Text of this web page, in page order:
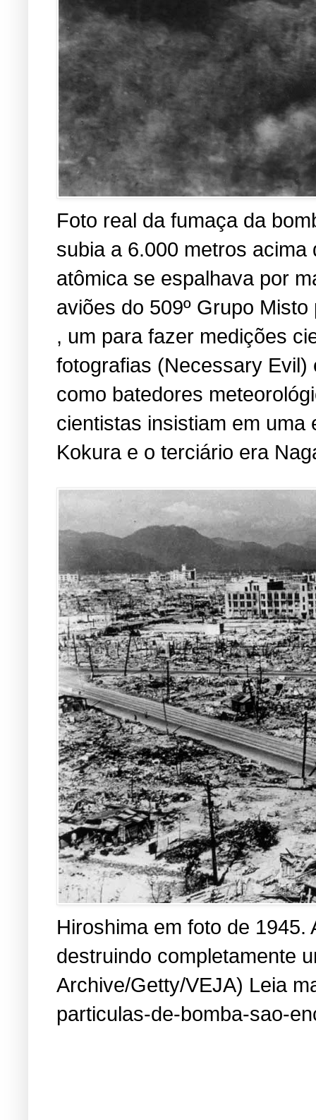
Foto real da fumaça da
subia a 6.000 metros
atômica se espalhava por
aviões do 509º Grupo
, um para fazer medições
fotografias (Necessary
como batedores
cientistas insistiam em
Kokura e o terciário era
Hiroshima em foto de
destruindo completamente
Archive/Getty/VEJA) Leia
particulas-de-bomba-sao-